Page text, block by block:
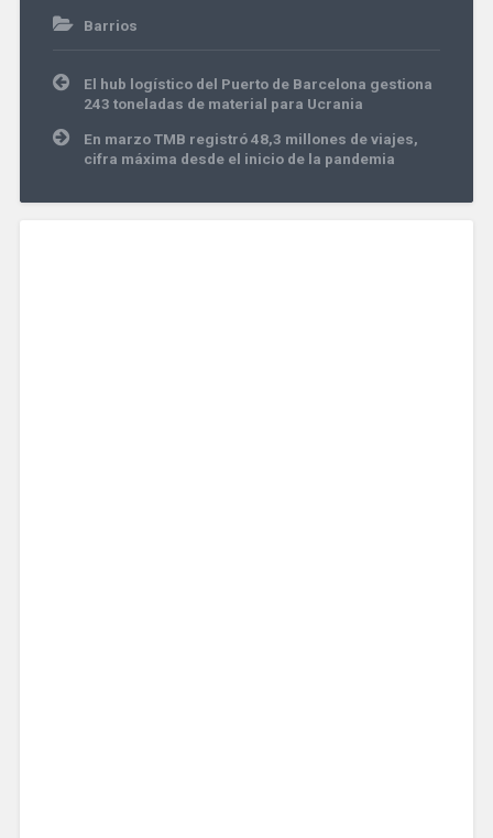
Barrios
Navegación
de
entradas
El hub logístico del Puerto de Barcelona gestiona
243 toneladas de material para Ucrania
En marzo TMB registró 48,3 millones de viajes,
cifra máxima desde el inicio de la pandemia